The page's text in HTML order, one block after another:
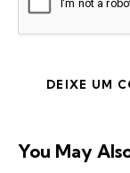
You May